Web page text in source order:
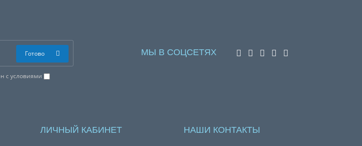
с условиями
Готово МЫ В СОЦСЕТЯХ
ЛИЧНЫЙ КАБИНЕТ НАШИ КОНТАКТЫ